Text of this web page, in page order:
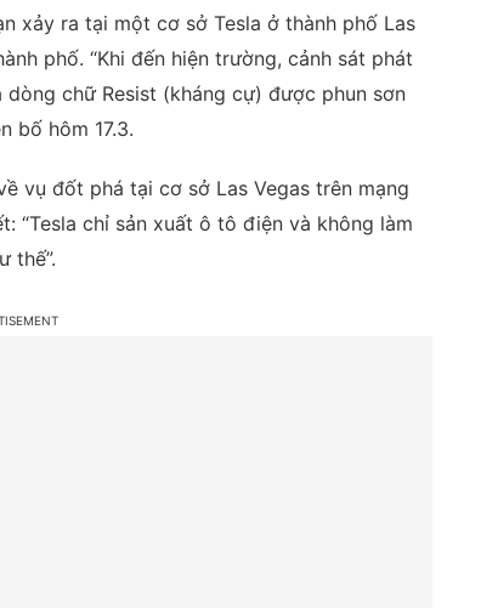
xảy ra tại một cơ sở Tesla ở thành phố Las
phố. “Khi đến hiện trường, cảnh sát phát
chữ Resist (kháng cự) được phun sơn
bố hôm 17.3.
vụ đốt phá tại cơ sở Las Vegas trên mạng
“Tesla chỉ sản xuất ô tô điện và không làm
thế”.